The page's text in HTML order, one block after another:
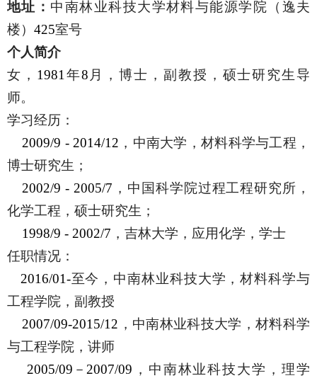
地址： 中南林业科技大学材料与能源学院（逸夫
楼） 425室号
个人简介
女， 1981 年8 月，博士，副教授，硕士研究生导
师。
学习经历：
2009/9 - 2014/12 ，中南大学，材料科学与工程，
博士研究生；
2002/9 - 2005/7 ，中国科学院过程工程研究所，
化学工程，硕士研究生；
1998/9 - 2002/7 ，吉林大学，应用化学，学士
任职情况：
2016/01-至今，中南林业科技大学，材料科学与
工程学院，副教授
2007/09-2015/12 ，中南林业科技大学，材料科学
与工程学院，讲师
2005/09 － 2007/09 ，中南林业科技大学，理学